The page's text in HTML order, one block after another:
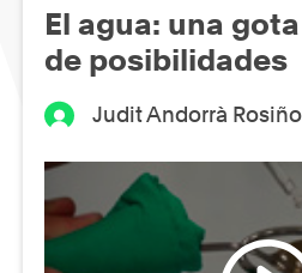
El agua: una
de posibilidades
Judit Andorrà